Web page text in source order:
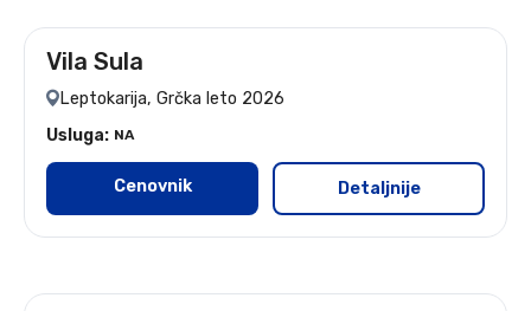
Vila Sula
Leptokarija, Grčka leto 2026
Usluga: NA
Cenovnik Detaljnije